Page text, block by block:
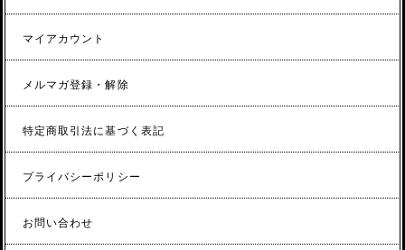
マイアカウント
メルマガ登録・解除
特定商取引法に基づく表記
プライバシーポリシー
お問い合わせ